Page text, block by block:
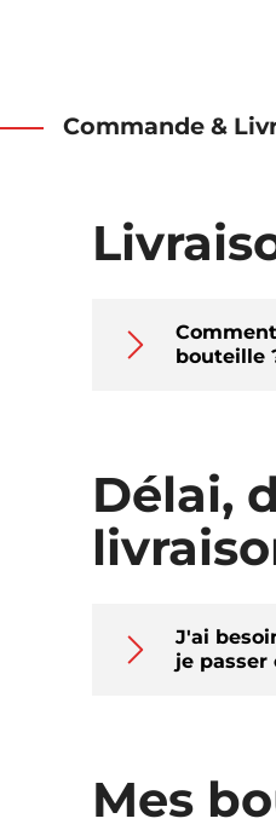
Commande &
bouteille
Délai,
J'ai
je passer
Mes